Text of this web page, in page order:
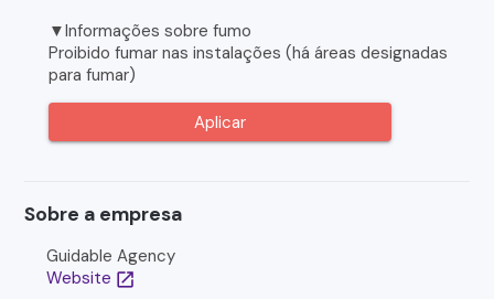
▼Informações sobre fumo
Proibido fumar nas instalações (há áreas designadas
para fumar)
Aplicar
Sobre a empresa
Guidable Agency
Website open_in_new